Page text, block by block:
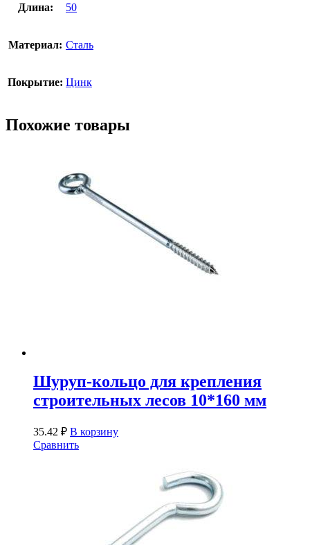
Длина: 50
Материал: Сталь
Покрытие: Цинк
Похожие товары
Шуруп-кольцо для крепления
строительных лесов 10*160 мм
35.42 ₽ В корзину
Сравнить